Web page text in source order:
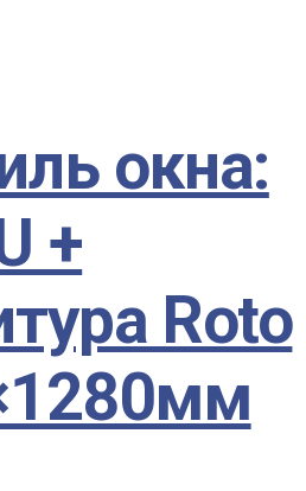
окна:
+
Roto